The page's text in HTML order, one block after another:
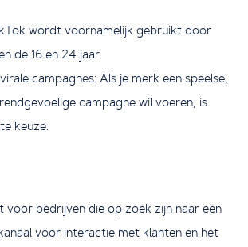
wordt voornamelijk gebruikt door
de 16 en 24 jaar.
campagnes: Als je merk een speelse,
campagne wil voeren, is
keuze.
bedrijven die op zoek zijn naar een
voor interactie met klanten en het